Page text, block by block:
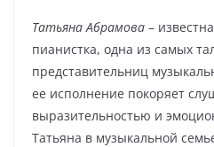
Татьяна Абрамова –
пианистка, одна из самых
представительниц
ее исполнение покоряет
выразительностью и
Татьяна в музыкальной